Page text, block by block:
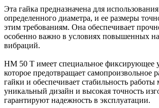
Эта гайка предназначена для
определенного диаметра, и ее размеры
этим требованиям. Она обеспечивает
особенно важно в условиях повышенных
вибраций.
HM 50 T имеет специальное фиксирующее
которое предотвращает самопроизвольное
гайки и обеспечивает стабильность
уникальный дизайн и высокая точность
гарантируют надежность в эксплуатации.